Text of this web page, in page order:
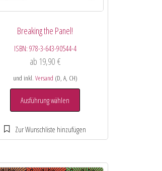
Breaking the Panel!
ISBN: 978-3-643-90544-4
ab 19,90 €
und inkl. Versand (D, A, CH)
Ausführung wählen